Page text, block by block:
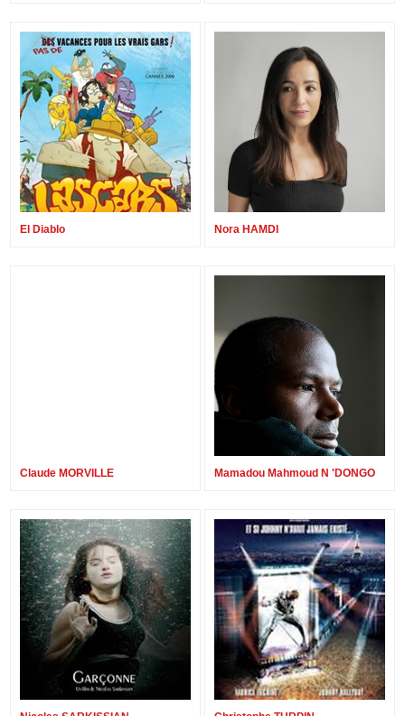
El Diablo Nora HAMDI
Claude MORVILLE Mamadou Mahmoud N 'DONGO